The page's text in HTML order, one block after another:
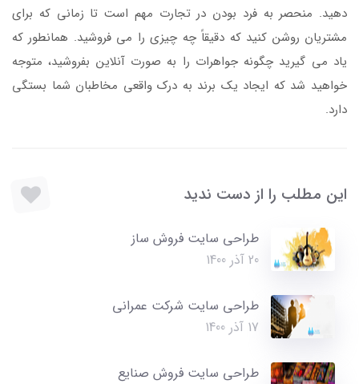
دهید. منحصر به فرد بودن در تجارت مهم است تا زمانی که برای
مشتریان روشن کنید که دقیقاً چه چیزی را می فروشید. همانطور که
یاد می گیرید چگونه جواهرات را به صورت آنلاین بفروشید، متوجه
خواهید شد که ایجاد یک برند به درک واقعی مخاطبان شما بستگی
دارد.
این مطلب را از دست ندید
طراحی سایت فروش ساز
20 آذر 1400
طراحی سایت شرکت عمرانی
17 آذر 1400
طراحی سایت فروش صنایع